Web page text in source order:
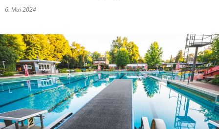
6. Mai 2024